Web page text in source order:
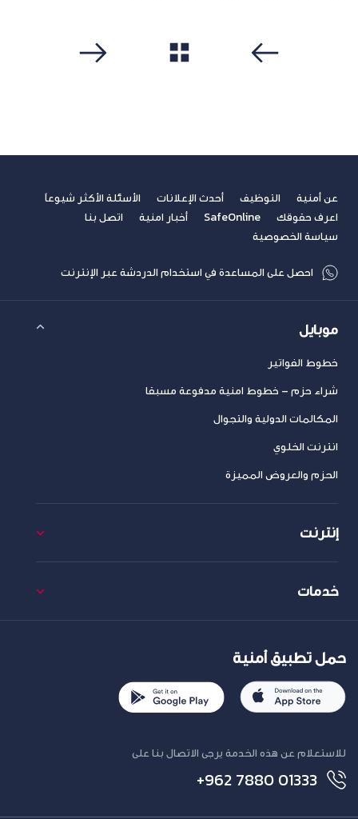
عن أمنية التوظيف أحدث الإعلانات
الأسئلة الأكثر شيوعاً
اعرف حقوقك
SafeOnline أخبار امنية
اتصل بنا
سياسة الخصوصية
احصل على المساعدة في استخدام الدردشة عبر الإنترنت
موبايل
خطوط الفواتير
شراء حزم – خطوط امنية مدفوعة مسبقا
المكالمات الدولية والتجوال
انترنت الخلوي
الحزم والعروض المميزة
إنترنت
خدمات
حمل تطبيق أمنية
للاستعلام عن هذه الخدمة يرجى الاتصال بنا على
+962 7880 01333